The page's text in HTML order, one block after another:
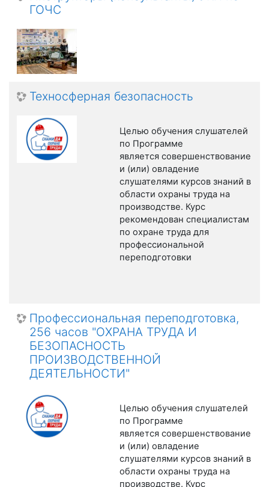
ГОЧС
Техносферная безопасность
Целью обучения слушателей
по Программе
является совершенствование
и (или) овладение
слушателями курсов знаний в
области охраны труда на
производстве. Курс
рекомендован специалистам
по охране труда для
профессиональной
переподготовки
Профессиональная переподготовка,
256 часов "ОХРАНА ТРУДА И
БЕЗОПАСНОСТЬ
ПРОИЗВОДСТВЕННОЙ
ДЕЯТЕЛЬНОСТИ"
Целью обучения слушателей
по Программе
является совершенствование
и (или) овладение
слушателями курсов знаний в
области охраны труда на
производстве. Курс